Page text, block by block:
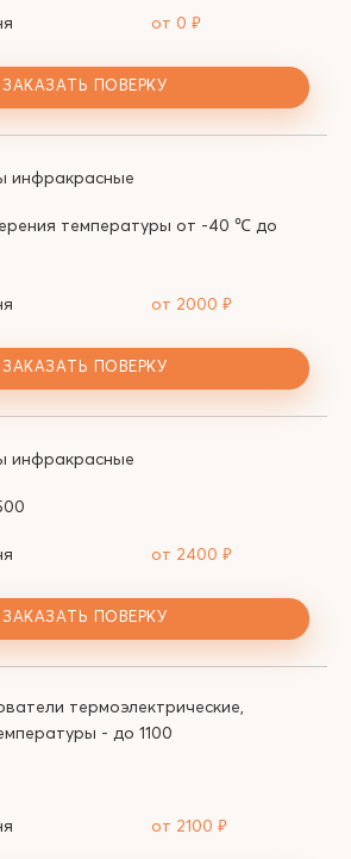
от 0 ₽
ЗАКАЗАТЬ ПОВЕРКУ
инфракрасные
температуры от -40 ℃ до
от 2000 ₽
ЗАКАЗАТЬ ПОВЕРКУ
инфракрасные
от 2400 ₽
ЗАКАЗАТЬ ПОВЕРКУ
термоэлектрические,
- до 1100
от 2100 ₽